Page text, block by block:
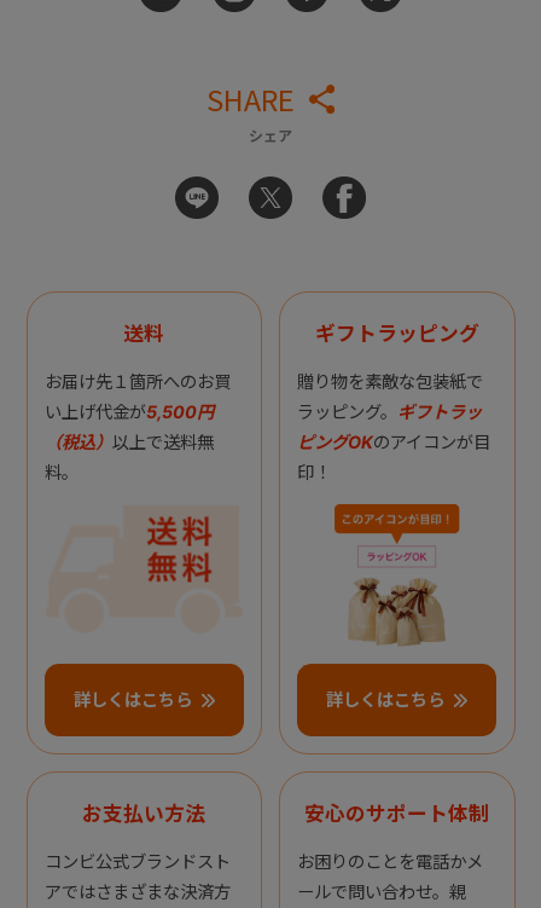
SHARE
シェア
送料
お届け先１箇所へのお買
い上げ代金が5,500円
（税込） 以上で送料無
料。
詳しくはこちら
ギフトラッピング
贈り物を素敵な包装紙で
ラッピング。 ギフトラッ
ピングOKのアイコンが目
印！
詳しくはこちら
お支払い方法
コンビ公式ブランドスト
アではさまざまな決済方
安心のサポート体制
お困りのことを電話かメ
ールで問い合わせ。親